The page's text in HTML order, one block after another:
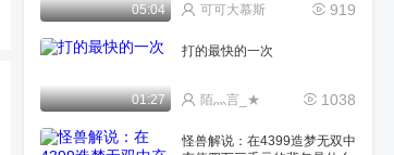
05:04 919
可可大慕斯
01:27
打的最快的一次
1038
陌灬言_★
怪兽解说：在4399造梦无双中